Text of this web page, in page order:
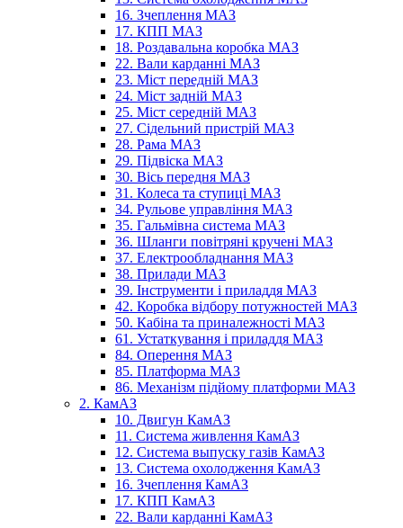
16. Зчеплення МАЗ
17. КПП МАЗ
18. Роздавальна коробка МАЗ
22. Вали карданні МАЗ
23. Міст передній МАЗ
24. Міст задній МАЗ
25. Міст середній МАЗ
27. Сідельний пристрій МАЗ
28. Рама МАЗ
29. Підвіска МАЗ
30. Вісь передня МАЗ
31. Колеса та ступиці МАЗ
34. Рульове управління МАЗ
35. Гальмівна система МАЗ
36. Шланги повітряні кручені МАЗ
37. Електрообладнання МАЗ
38. Прилади МАЗ
39. Інструменти і приладдя МАЗ
42. Коробка відбору потужностей МАЗ
50. Кабіна та приналежності МАЗ
61. Устаткування і приладдя МАЗ
84. Оперення МАЗ
85. Платформа МАЗ
86. Механізм підйому платформи МАЗ
2. КамАЗ
10. Двигун КамАЗ
11. Система живлення КамАЗ
12. Система выпуску газів КамАЗ
13. Система охолодження КамАЗ
16. Зчеплення КамАЗ
17. КПП КамАЗ
22. Вали карданні КамАЗ